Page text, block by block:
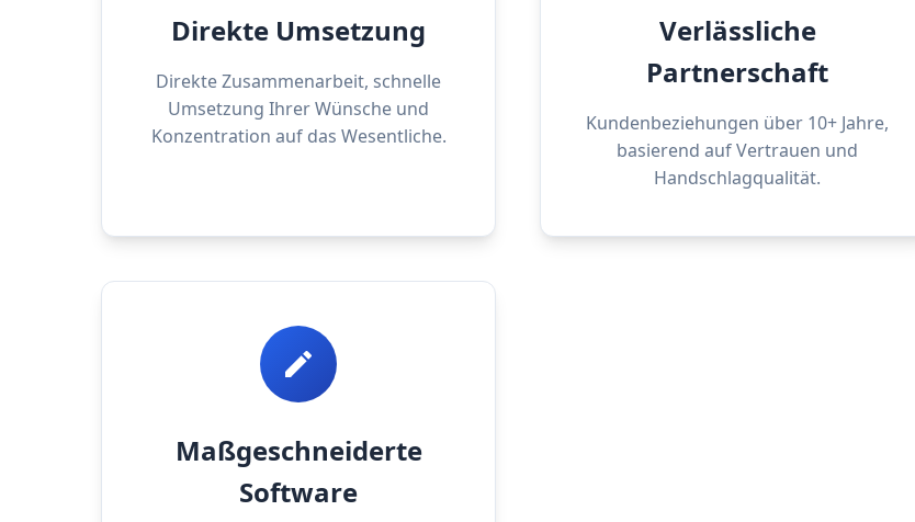
Direkte Umsetzung
Direkte Zusammenarbeit, schnelle
Umsetzung Ihrer Wünsche und
Konzentration auf das Wesentliche.
Verlässliche
Partnerschaft
Kundenbeziehungen über 10+ Jahre,
basierend auf Vertrauen und
Handschlagqualität.
Maßgeschneiderte
Software